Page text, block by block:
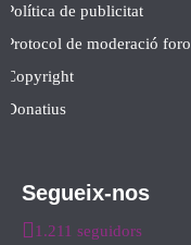
Política de publicitat
Protocol de moderació foro
Copyright
Donatius
Segueix-nos
1.211 seguidors